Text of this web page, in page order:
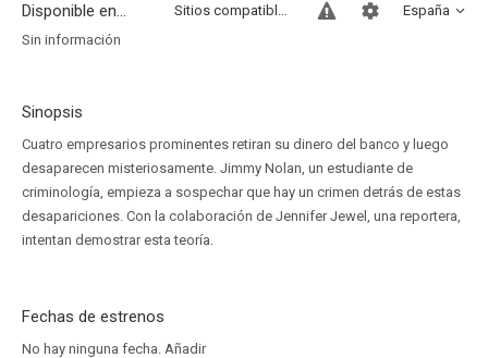
Disponible en... España
Sitios compatibles
Sin información
Sinopsis
Cuatro empresarios prominentes retiran su dinero del banco y luego
desaparecen misteriosamente. Jimmy Nolan, un estudiante de
criminología, empieza a sospechar que hay un crimen detrás de estas
desapariciones. Con la colaboración de Jennifer Jewel, una reportera,
intentan demostrar esta teoría.
Fechas de estrenos
No hay ninguna fecha. Añadir